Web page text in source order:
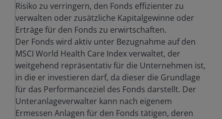
Risiko zu verringern, den Fonds effizienter zu
verwalten oder zusätzliche Kapitalgewinne oder
Erträge für den Fonds zu erwirtschaften.
Der Fonds wird aktiv unter Bezugnahme auf den
MSCI World Health Care Index verwaltet, der
weitgehend repräsentativ für die Unternehmen ist,
in die er investieren darf, da dieser die Grundlage
für das Performanceziel des Fonds darstellt. Der
Unteranlageverwalter kann nach eigenem
Ermessen Anlagen für den Fonds tätigen, deren